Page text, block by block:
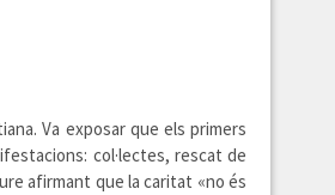
Va exposar que els primers
col·lectes, rescat de
afirmant que la caritat «no és